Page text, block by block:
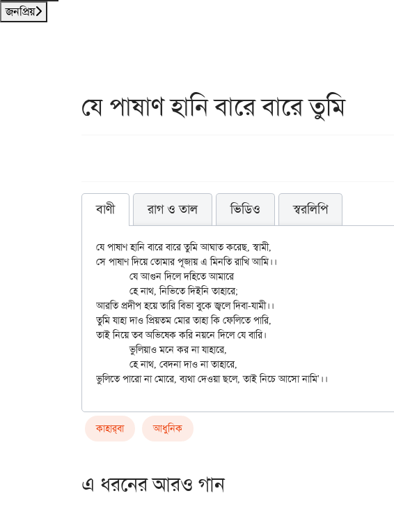
জনপ্রিয়
যে পাষাণ হানি বারে বারে তুমি
বাণী রাগ ও তাল ভিডিও স্বরলিপি
যে পাষাণ হানি বারে বারে তুমি আঘাত করেছ, স্বামী,
সে পাষাণ দিয়ে তোমার পূজায় এ মিনতি রাখি আমি।।
আরতি প্রদীপ হয়ে তারি বিভা বুকে জ্বলে দিবা-যামী।।
তুমি যাহা দাও প্রিয়তম মোর তাহা কি ফেলিতে পারি,
তাই নিয়ে তব অভিষেক করি নয়নে দিলে যে বারি।
	ভুলিয়াও মনে কর না যাহারে,
কাহার্‌বা আধুনিক
এ ধরনের আরও গান